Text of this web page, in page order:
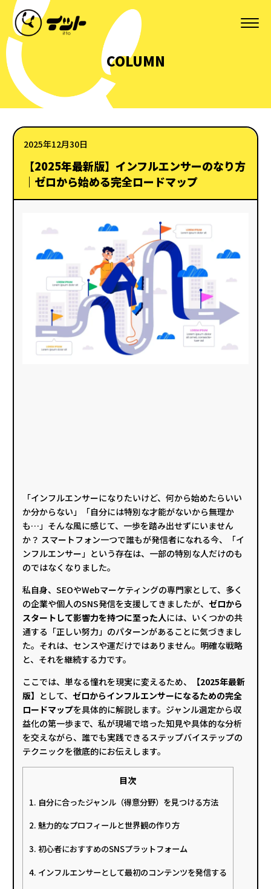
COLUMN
【2025年最新版】インフルエンサーのなり方
｜ゼロから始める完全ロードマップ
2025年12月30日
「インフルエンサーになりたいけど、何から始めたらいい
か分からない」「自分には特別な才能がないから無理か
も…」そんな風に感じて、一歩を踏み出せずにいません
か？ スマートフォン一つで誰もが発信者になれる今、「イ
ンフルエンサー」という存在は、一部の特別な人だけのも
のではなくなりました。
私自身、SEOやWebマーケティングの専門家として、多く
の企業や個人のSNS発信を支援してきましたが、 ゼロから
スタートして影響力を持つに至った人には、いくつかの共
通する「正しい努力」のパターンがあることに気づきまし
た。それは、センスや運だけではありません。明確な戦略
と、それを継続する力です。
ここでは、単なる憧れを現実に変えるため、
【2025年最新
版】 として、 ゼロからインフルエンサーになるための完全
ロードマップを具体的に解説します。ジャンル選定から収
益化の第一歩まで、私が現場で培った知見や具体的な分析
を交えながら、誰でも実践できるステップバイステップの
テクニックを徹底的にお伝えします。
目次
1. 自分に合ったジャンル（得意分野）を見つける方法
2. 魅力的なプロフィールと世界観の作り方
3. 初心者におすすめのSNSプラットフォーム
4. インフルエンサーとして最初のコンテンツを発信する